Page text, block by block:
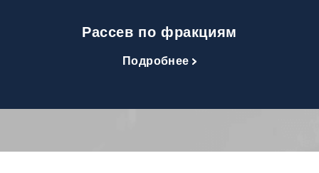
Рассев по фракциям
Подробнее